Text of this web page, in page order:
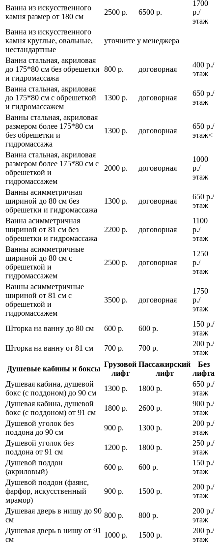
Ванна из искусственного
камня размер от 180 см
2500 р. 6500 р.
1700
р./
этаж
Ванна из искусственного
камня круглые, овальные,
нестандартные
уточните у менеджера
Ванна стальная, акриловая
до 175*80 см без обрешетки
и гидромассажа
800 р. договорная
400 р./
этаж
Ванна стальная, акриловая
до 175*80 см с обрешеткой
и гидромассажем
1300 р. договорная
650 р./
этаж
Ванны стальная, акриловая
размером более 175*80 см
без обрешетки и
гидромассажа
1300 р. договорная
650 р./
этаж<
Ванна стальная, акриловая
размером более 175*80 см с
обрешеткой и
гидромассажем
2000 р. договорная
1000
р./
этаж
Ванны асимметричная
шириной до 80 см без
обрешетки и гидромассажа
1300 р. договорная
650 р./
этаж
Ванна асимметричная
шириной от 81 см без
обрешетки и гидромассажа
2200 р. договорная
1100
р./
этаж
Ванны асимметричные
шириной до 80 см с
обрешеткой и
гидромассажем
2500 р. договорная
1250
р./
этаж
Ванны асимметричные
шириной от 81 см с
обрешеткой и
гидромассажем
3500 р. договорная
1750
р./
этаж
Шторка на ванну до 80 см 600 р. 600 р.
150 р./
этаж
Шторка на ванну от 81 см
700 р. 700 р.
200 р./
этаж
Душевые кабины и боксы
Грузовой
лифт
Пассажирский
лифт
Без
лифта
Душевая кабина, душевой
бокс (с поддоном) до 90 см
1300 р. 1800 р.
650 р./
этаж
Душевая кабина, душевой
бокс (с поддоном) от 91 см
1800 р. 2600 р.
900 р./
этаж
Душевой уголок без
поддона до 90 см
900 р. 1300 р.
200 р./
этаж
Душевой уголок без
поддона от 91 см
1200 р. 1800 р.
250 р./
этаж
Душевой поддон
(акриловый)
600 р. 600 р.
150 р./
этаж
Душевой поддон (фаянс,
фарфор, искусственный
мрамор)
900 р. 1500 р.
200 р./
этаж
Душевая дверь в нишу до 90
см
800 р. 800 р.
200 р./
этаж
Душевая дверь в нишу от 91
см
1000 р. 1500 р.
200 р./
этаж